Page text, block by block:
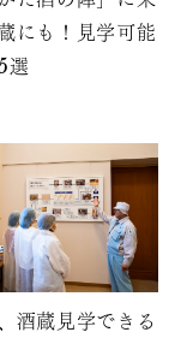
にも！見学可能
選
酒蔵見学できる